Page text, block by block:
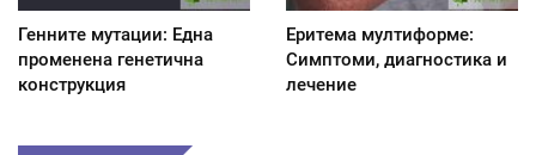
Генните мутации: Една
променена генетична
конструкция
Еритема мултиформе:
Симптоми, диагностика и
лечение